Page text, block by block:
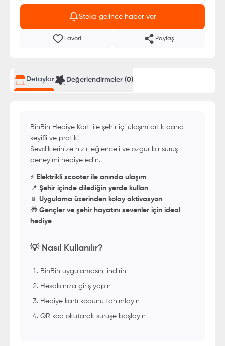
Stoka gelince haber ver
Favori Paylaş
Detaylar Değerlendirmeler (0)
BinBin Hediye Kartı ile şehir içi ulaşım artık daha
keyifli ve pratik!
Sevdiklerinize hızlı, eğlenceli ve özgür bir sürüş
deneyimi hediye edin.
⚡ Elektrikli scooter ile anında ulaşım
📍 Şehir içinde dilediğin yerde kullan
📱 Uygulama üzerinden kolay aktivasyon
🎁 Gençler ve şehir hayatını sevenler için ideal
hediye
💡 Nasıl Kullanılır?
BinBin uygulamasını indirin
Hesabınıza giriş yapın
Hediye kartı kodunu tanımlayın
QR kod okutarak sürüşe başlayın